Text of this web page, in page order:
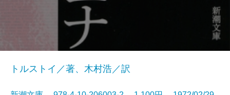
トルストイ／著、木村浩／訳